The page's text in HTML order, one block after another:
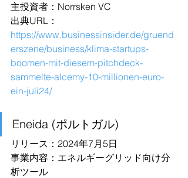
主投資者：Norrsken VC
出典URL：
https://www.businessinsider.de/gruend
erszene/business/klima-startups-
boomen-mit-diesem-pitchdeck-
sammelte-alcemy-10-millionen-euro-
ein-juli24/
Eneida (ポルトガル)
リリース：2024年7月5日
事業内容：エネルギーグリッド向け分
析ツール